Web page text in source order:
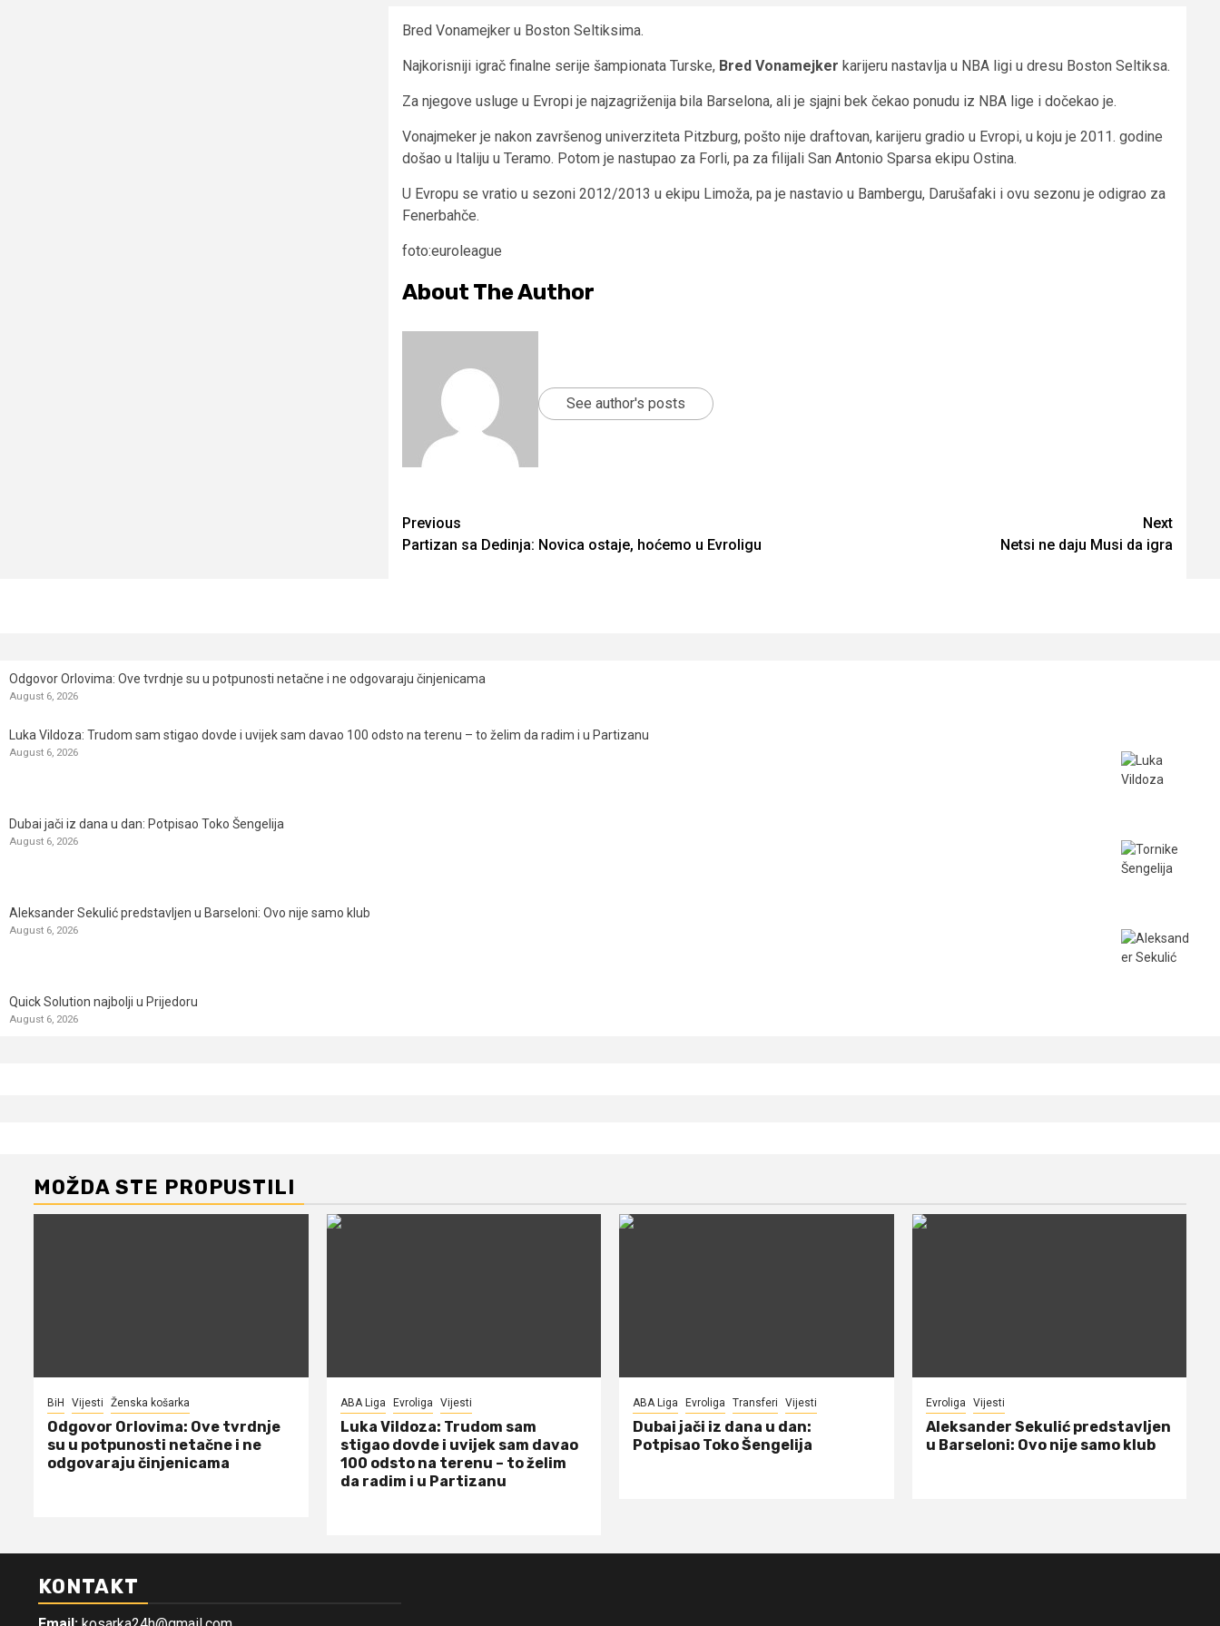
Bred Vonamejker u Boston Seltiksima.
Najkorisniji igrač finalne serije šampionata Turske, Bred Vonamejker karijeru nastavlja u NBA ligi u dresu Boston Seltiksa.
Za njegove usluge u Evropi je najzagriženija bila Barselona, ali je sjajni bek čekao ponudu iz NBA lige i dočekao je.
Vonajmeker je nakon završenog univerziteta Pitzburg, pošto nije draftovan, karijeru gradio u Evropi, u koju je 2011. godine
došao u Italiju u Teramo. Potom je nastupao za Forli, pa za filijali San Antonio Sparsa ekipu Ostina.
U Evropu se vratio u sezoni 2012/2013 u ekipu Limoža, pa je nastavio u Bambergu, Darušafaki i ovu sezonu je odigrao za
Fenerbahče.
foto:euroleague
About The Author
See author's posts
Continue
Reading
Previous
Partizan sa Dedinja: Novica ostaje, hoćemo u Evroligu
Next
Netsi ne daju Musi da igra
Odgovor Orlovima: ​Ove tvrdnje su u potpunosti netačne i ne odgovaraju činjenicama
August 6, 2026
Luka Vildoza: Trudom sam stigao dovde i uvijek sam davao 100 odsto na terenu – to želim da radim i u Partizanu
August 6, 2026
Dubai jači iz dana u dan: Potpisao Toko Šengelija
August 6, 2026
Aleksander Sekulić predstavljen u Barseloni: Ovo nije samo klub
August 6, 2026
Quick Solution najbolji u Prijedoru
August 6, 2026
MOŽDA STE PROPUSTILI
BiH Vijesti Ženska košarka
Odgovor Orlovima: ​Ove tvrdnje
su u potpunosti netačne i ne
odgovaraju činjenicama
ABA Liga Evroliga Vijesti
Luka Vildoza: Trudom sam
stigao dovde i uvijek sam davao
100 odsto na terenu – to želim
da radim i u Partizanu
ABA Liga Evroliga Transferi Vijesti
Dubai jači iz dana u dan:
Potpisao Toko Šengelija
Evroliga Vijesti
Aleksander Sekulić predstavljen
u Barseloni: Ovo nije samo klub
KONTAKT